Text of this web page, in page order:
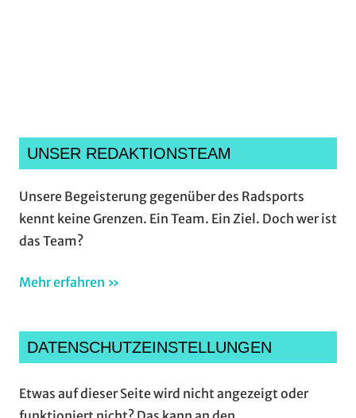
UNSER REDAKTIONSTEAM
Unsere Begeisterung gegenüber des Radsports
kennt keine Grenzen. Ein Team. Ein Ziel. Doch wer ist
das Team?
Mehr erfahren »
DATENSCHUTZEINSTELLUNGEN
Etwas auf dieser Seite wird nicht angezeigt oder